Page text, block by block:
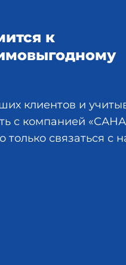
к
клиентов и
с компанией
связаться с